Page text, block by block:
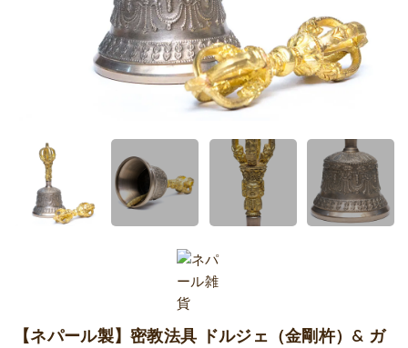
【ネパール製】密教法具 ドルジェ（金剛杵）& ガ